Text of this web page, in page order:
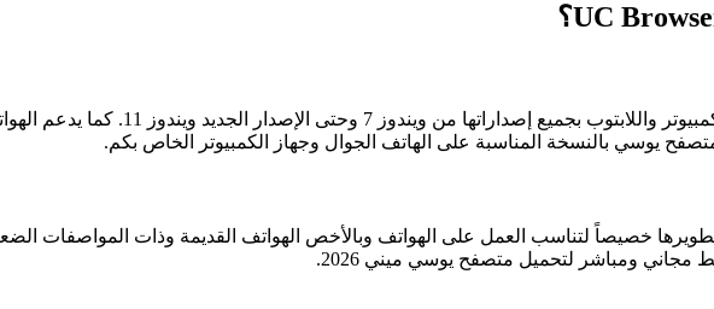
يوسي بالنسخة المناسبة على الهاتف الجوال وجهاز الكمبيوتر الخاص بكم.
خصيصاً لتناسب العمل على الهواتف وبالأخص الهواتف القديمة وذات المواصفات
مجاني ومباشر لتحميل متصفح يوسي ميني 2026.